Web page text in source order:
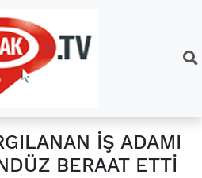
İŞ ADAMI
BERAAT ETTİ